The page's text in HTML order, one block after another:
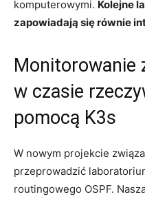
komputerowymi. Kolejne
zapowiadają się ​równie
Monitorowanie⁢
w czasie
pomocą K3s
W nowym projekcie
przeprowadzić
routingowego OSPF.